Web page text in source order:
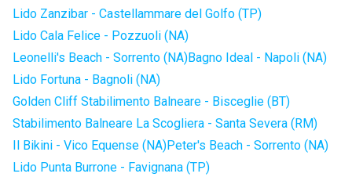
Lido Zanzibar - Castellammare del Golfo (TP)
Lido Cala Felice - Pozzuoli (NA)
Leonelli's Beach - Sorrento (NA)Bagno Ideal - Napoli (NA)
Lido Fortuna - Bagnoli (NA)
Golden Cliff Stabilimento Balneare - Bisceglie (BT)
Stabilimento Balneare La Scogliera - Santa Severa (RM)
Il Bikini - Vico Equense (NA)Peter's Beach - Sorrento (NA)
Lido Punta Burrone - Favignana (TP)